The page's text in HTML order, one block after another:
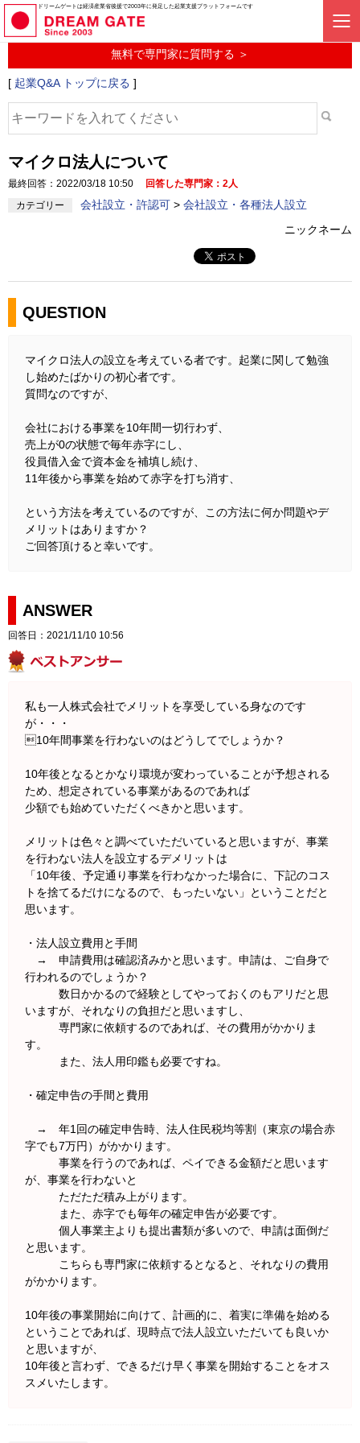
ドリームゲートは経済産業省後援で2003年に発足した起業支援プラットフォームです
起業に関するみんなの質問投稿サービス
起業Q&A
無料で専門家に質問する ＞
[ 起業Q&A トップに戻る ]
マイクロ法人について
最終回答：2022/03/18 10:50
回答した専門家：2人
カテゴリー
会社設立・許認可 > 会社設立・各種法人設立
ニックネーム
QUESTION
マイクロ法人の設立を考えている者です。起業に関して勉強
し始めたばかりの初心者です。
質問なのですが、
会社における事業を10年間一切行わず、
売上が0の状態で毎年赤字にし、
役員借入金で資本金を補填し続け、
11年後から事業を始めて赤字を打ち消す、
という方法を考えているのですが、この方法に何か問題やデ
メリットはありますか？
ご回答頂けると幸いです。
ANSWER
回答日：2021/11/10 10:56
私も一人株式会社でメリットを享受している身なのです
が・・・
10年間事業を行わないのはどうしてでしょうか？
10年後となるとかなり環境が変わっていることが予想される
ため、想定されている事業があるのであれば
少額でも始めていただくべきかと思います。
メリットは色々と調べていただいていると思いますが、事業
を行わない法人を設立するデメリットは
「10年後、予定通り事業を行わなかった場合に、下記のコス
トを捨てるだけになるので、もったいない」ということだと
思います。
・法人設立費用と手間
→ 申請費用は確認済みかと思います。申請は、ご自身で
行われるのでしょうか？
数日かかるので経験としてやっておくのもアリだと思
いますが、それなりの負担だと思いますし、
専門家に依頼するのであれば、その費用がかかりま
す。
また、法人用印鑑も必要ですね。
・確定申告の手間と費用
→ 年1回の確定申告時、法人住民税均等割（東京の場合赤
字でも7万円）がかかります。
事業を行うのであれば、ペイできる金額だと思います
が、事業を行わないと
ただただ積み上がります。
また、赤字でも毎年の確定申告が必要です。
個人事業主よりも提出書類が多いので、申請は面倒だ
と思います。
こちらも専門家に依頼するとなると、それなりの費用
がかかります。
10年後の事業開始に向けて、計画的に、着実に準備を始める
ということであれば、現時点で法人設立いただいても良いか
と思いますが、
10年後と言わず、できるだけ早く事業を開始することをオス
スメいたします。